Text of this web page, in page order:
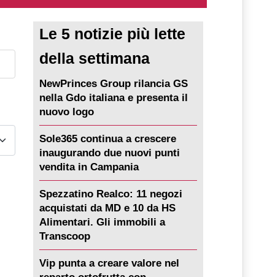
Le 5 notizie più lette
della settimana
NewPrinces Group rilancia GS
nella Gdo italiana e presenta il
nuovo logo
Sole365 continua a crescere
inaugurando due nuovi punti
vendita in Campania
Spezzatino Realco: 11 negozi
acquistati da MD e 10 da HS
Alimentari. Gli immobili a
Transcoop
Vip punta a creare valore nel